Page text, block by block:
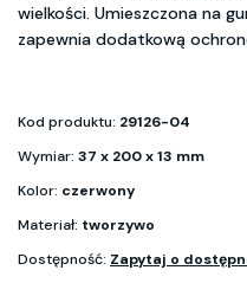
wielkości. Umieszczona na
zapewnia dodatkową
Kod produktu: 29126-04
Wymiar: 37 x 200 x 13 mm
Kolor: czerwony
Materiał: tworzywo
Dostępność: Zapytaj o